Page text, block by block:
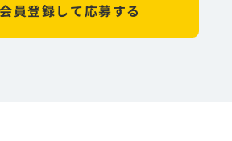
会員登録して応募する